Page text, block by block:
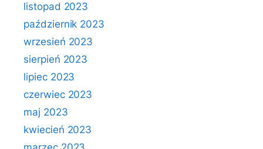
listopad 2023
październik 2023
wrzesień 2023
sierpień 2023
lipiec 2023
czerwiec 2023
maj 2023
kwiecień 2023